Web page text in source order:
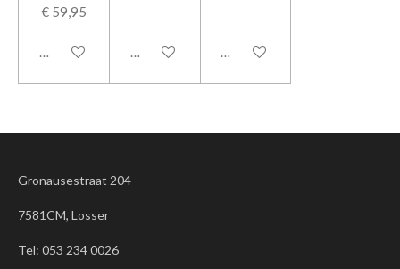
€ 59,95
In winkelwagen In winkelwagen In winkelwagen
Gronausestraat 204
7581CM, Losser
Tel: 053 234 0026